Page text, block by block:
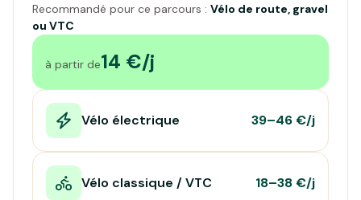
Recommandé pour ce parcours : Vélo de route, gravel
ou VTC
à partir de14 €/j
Vélo électrique 39–46 €/j
Vélo classique / VTC 18–38 €/j